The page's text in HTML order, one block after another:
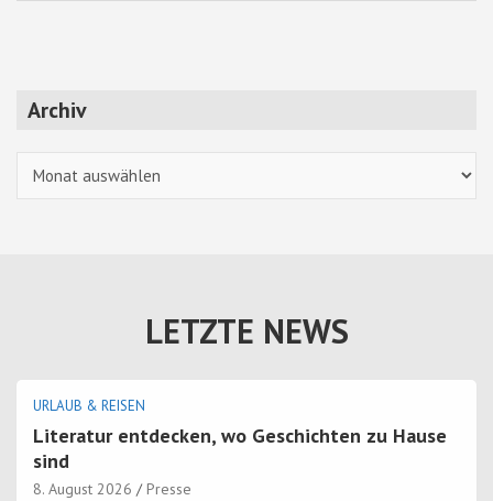
Archiv
LETZTE NEWS
URLAUB & REISEN
Literatur entdecken, wo Geschichten zu Hause
sind
8. August 2026 Presse